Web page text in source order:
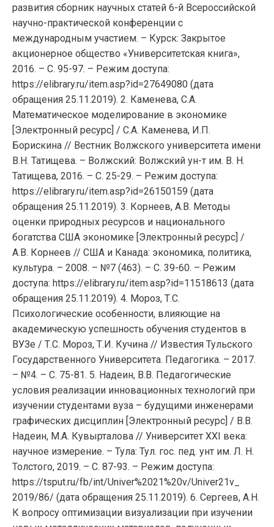
развития сборник научных статей 6-й Всероссийской
научно-практической конференции с
международным участием. – Курск: Закрытое
акционерное общество «Университетская книга»,
2016. – С. 95-97. – Режим доступа:
https://elibrary.ru/item.asp?id=27649080 (дата
обращения 25.11.2019). 2. Каменева, С.А.
Математическое моделирование в экономике
[Электронный ресурс] / С.А. Каменева, И.П.
Борискина // Вестник Волжского университета имени
В.Н. Татищева. – Волжский: Волжский ун-т им. В. Н.
Татищева, 2016. – С. 25-29. – Режим доступа:
https://elibrary.ru/item.asp?id=26150159 (дата
обращения 25.11.2019). 3. Корнеев, А.В. Методы
оценки природных ресурсов и национального
богатства США экономике [Электронный ресурс] /
А.В. Корнеев // США и Канада: экономика, политика,
культура. – 2008. – №7 (463). – С. 39-60. – Режим
доступа: https://elibrary.ru/item.asp?id=11518613 (дата
обращения 25.11.2019). 4. Мороз, Т.С.
Психологические особенности, влияющие на
академическую успешность обучения студентов в
ВУЗе / Т.С. Мороз, Т.И. Кучина // Известия Тульского
Государственного Университета. Педагогика. – 2017.
– №4. – C. 75-81. 5. Надеин, В.В. Педагогические
условия реализации инновационных технологий при
изучении студентами вуза – будущими инженерами
графических дисциплин [Электронный ресурс] / В.В.
Надеин, М.А. Кувырталова // Университет XXI века:
научное измерение. – Тула: Тул. гос. пед. унт им. Л. Н.
Толстого, 2019. – С. 87-93. – Режим доступа:
https://tsput.ru/fb/int/Univer%2021%20v/Univer21v_
2019/86/ (дата обращения 25.11.2019). 6. Сергеев, А.Н.
К вопросу оптимизации визуализации при изучении